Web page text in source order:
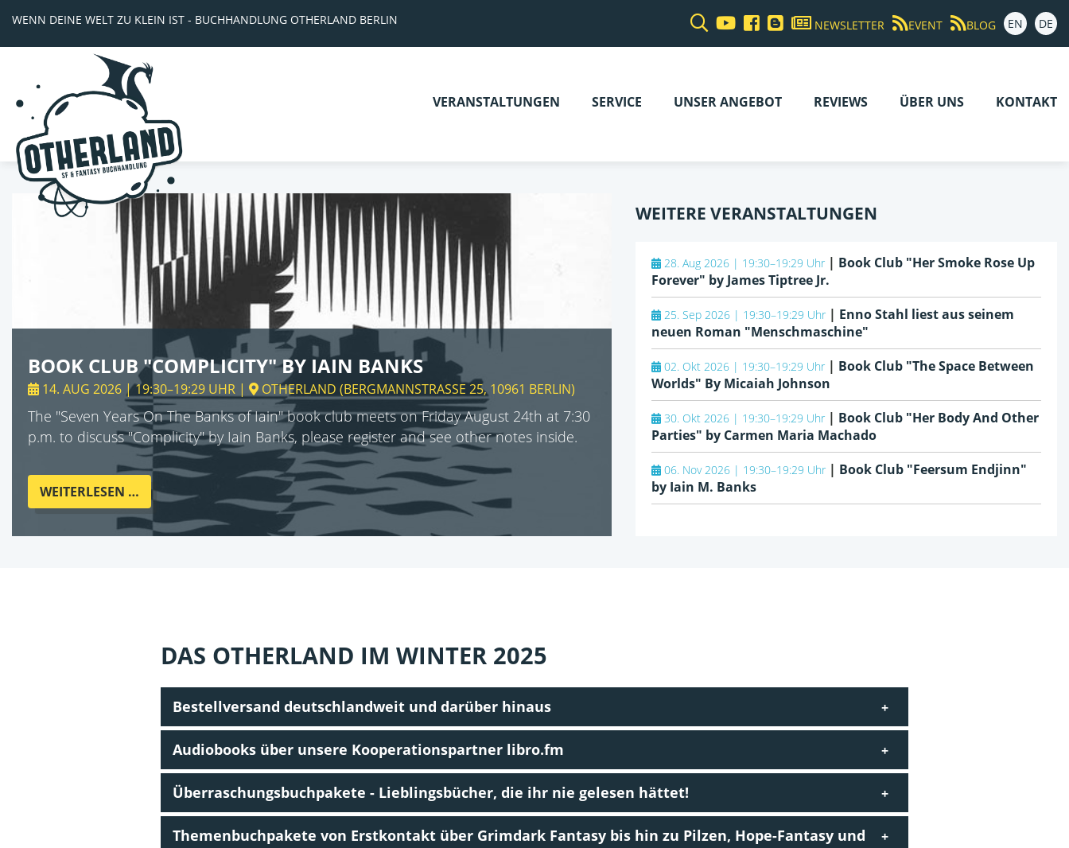
WENN DEINE WELT ZU KLEIN IST - BUCHHANDLUNG OTHERLAND BERLIN NEWSLETTER EVENT BLOG EN DE
VERANSTALTUNGEN SERVICE UNSER ANGEBOT REVIEWS ÜBER UNS KONTAKT
BOOK CLUB "COMPLICITY" BY IAIN BANKS
14. AUG 2026 | 19:30–19:29 UHR | OTHERLAND (BERGMANNSTRASSE 25, 10961 BERLIN )
The "Seven Years On The Banks of Iain" book club meets on Friday August 24th at 7:30
p.m. to discuss "Complicity" by Iain Banks, please register and see other notes inside.
WEITERLESEN … BOOK
CLUB
"COMPLICITY"
WEITERE VERANSTALTUNGEN
28. Aug 2026 | 19:30–19:29 Uhr | Book Club "Her Smoke Rose Up
Forever" by James Tiptree Jr.
25. Sep 2026 | 19:30–19:29 Uhr | Enno Stahl liest aus seinem
neuen Roman "Menschmaschine"
02. Okt 2026 | 19:30–19:29 Uhr | Book Club "The Space Between
Worlds" By Micaiah Johnson
30. Okt 2026 | 19:30–19:29 Uhr | Book Club "Her Body And Other
Parties" by Carmen Maria Machado
06. Nov 2026 | 19:30–19:29 Uhr | Book Club "Feersum Endjinn"
by Iain M. Banks
DAS OTHERLAND IM WINTER 2025
Bestellversand deutschlandweit und darüber hinaus
Audiobooks über unsere Kooperationspartner libro.fm
Überraschungsbuchpakete - Lieblingsbücher, die ihr nie gelesen hättet!
Themenbuchpakete von Erstkontakt über Grimdark Fantasy bis hin zu Pilzen, Hope-Fantasy und